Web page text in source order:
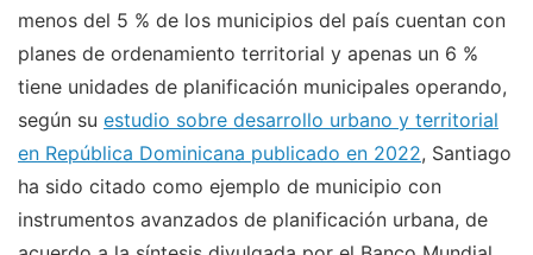
menos del 5 % de los municipios del país cuentan con
planes de ordenamiento territorial y apenas un 6 %
tiene unidades de planificación municipales operando,
según su estudio sobre desarrollo urbano y territorial
en República Dominicana publicado en 2022, Santiago
ha sido citado como ejemplo de municipio con
instrumentos avanzados de planificación urbana, de